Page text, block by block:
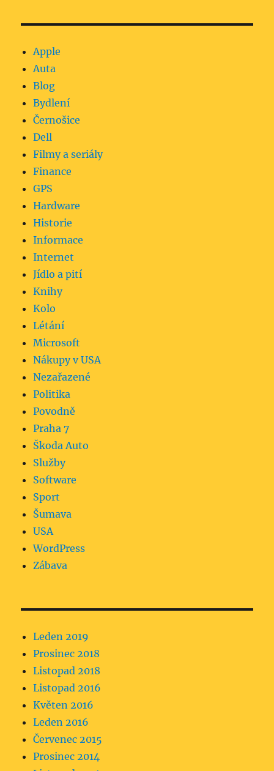
Apple
Auta
Blog
Bydlení
Černošice
Dell
Filmy a seriály
Finance
GPS
Hardware
Historie
Informace
Internet
Jídlo a pití
Knihy
Kolo
Létání
Microsoft
Nákupy v USA
Nezařazené
Politika
Povodně
Praha 7
Škoda Auto
Služby
Software
Sport
Šumava
USA
WordPress
Zábava
Leden 2019
Prosinec 2018
Listopad 2018
Listopad 2016
Květen 2016
Leden 2016
Červenec 2015
Prosinec 2014